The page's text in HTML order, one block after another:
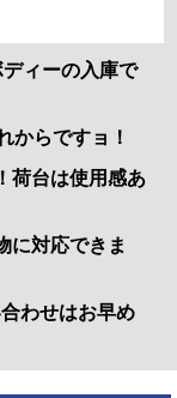
ィーの入庫で
からですョ！
荷台は使用感あ
に対応できま
わせはお早め